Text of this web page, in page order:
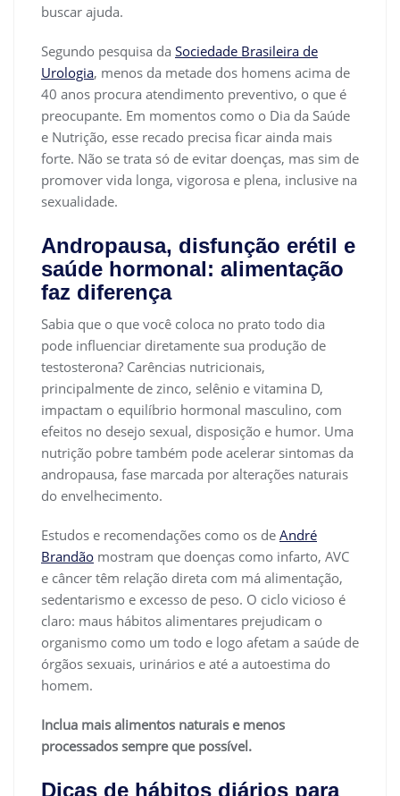
buscar ajuda.
Segundo pesquisa da Sociedade Brasileira de
Urologia, menos da metade dos homens acima de
40 anos procura atendimento preventivo, o que é
preocupante. Em momentos como o Dia da Saúde
e Nutrição, esse recado precisa ficar ainda mais
forte. Não se trata só de evitar doenças, mas sim de
promover vida longa, vigorosa e plena, inclusive na
sexualidade.
Andropausa, disfunção erétil e
saúde hormonal: alimentação
faz diferença
Sabia que o que você coloca no prato todo dia
pode influenciar diretamente sua produção de
testosterona? Carências nutricionais,
principalmente de zinco, selênio e vitamina D,
impactam o equilíbrio hormonal masculino, com
efeitos no desejo sexual, disposição e humor. Uma
nutrição pobre também pode acelerar sintomas da
andropausa, fase marcada por alterações naturais
do envelhecimento.
Estudos e recomendações como os de André
Brandão mostram que doenças como infarto, AVC
e câncer têm relação direta com má alimentação,
sedentarismo e excesso de peso. O ciclo vicioso é
claro: maus hábitos alimentares prejudicam o
organismo como um todo e logo afetam a saúde de
órgãos sexuais, urinários e até a autoestima do
homem.
Inclua mais alimentos naturais e menos
processados sempre que possível.
Dicas de hábitos diários para